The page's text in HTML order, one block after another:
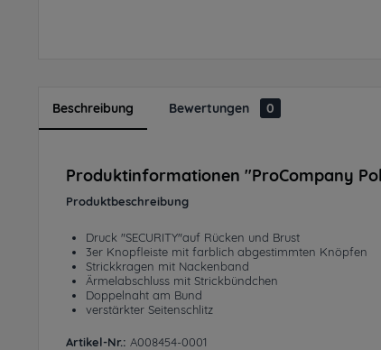
Beschreibung Bewertungen 0
Produktinformationen "ProCompany
Produktbeschreibung
Druck "SECURITY"auf Rücken und Brust
3er Knopfleiste mit farblich abgestimmten Knöpfen
Strickkragen mit Nackenband
Ärmelabschluss mit Strickbündchen
Doppelnaht am Bund
verstärkter Seitenschlitz
Artikel-Nr.: A008454-0001